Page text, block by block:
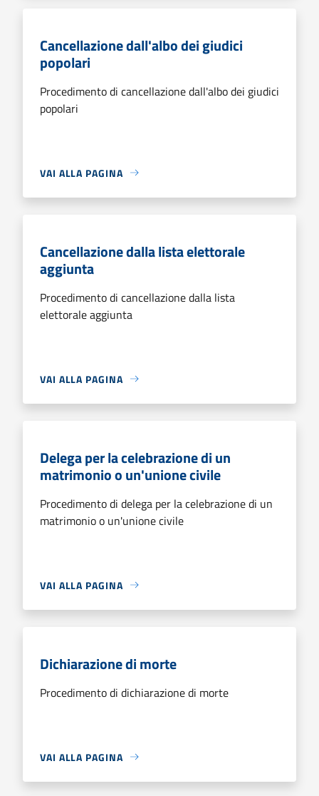
Cancellazione dall'albo dei giudici
popolari
Procedimento di cancellazione dall'albo dei giudici
popolari
VAI ALLA PAGINA
Cancellazione dalla lista elettorale
aggiunta
Procedimento di cancellazione dalla lista
elettorale aggiunta
VAI ALLA PAGINA
Delega per la celebrazione di un
matrimonio o un'unione civile
Procedimento di delega per la celebrazione di un
matrimonio o un'unione civile
VAI ALLA PAGINA
Dichiarazione di morte
Procedimento di dichiarazione di morte
VAI ALLA PAGINA